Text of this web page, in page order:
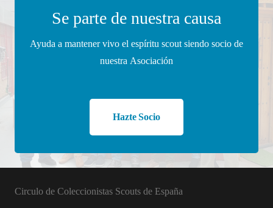
Se parte de nuestra causa
Ayuda a mantener vivo el espíritu scout siendo socio de
nuestra Asociación
Hazte Socio
Circulo de Coleccionistas Scouts de España